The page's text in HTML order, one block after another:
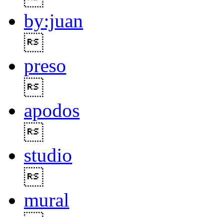
by:juan
preso
apodos
studio
mural